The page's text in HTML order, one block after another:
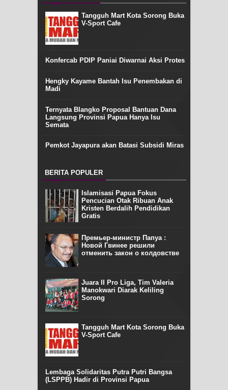
Tangguh Mart Kota Sorong Buka
V-Sport Cafe
Konfercab PDIP Paniai Diwarnai Aksi Protes
Hengky Kayame Bantah Isu Penembakan di
Madi
Ternyata Blangko Proposal Bantuan Dana
Langsung Provinsi Papua Hanya Isu
Semata
Pemkot Jayapura akan Batasi Subsidi Miras
BERITA POPULER
Islamisasi Papua Fokus
Pencucian Otak Ribuan Anak
Kristen Berdalih Pendidikan
Gratis
Премьер-министр Папуа :
Новой Гвинее решили
отменить закон о колдовстве
Juara II Pro Liga, Tim Valeria
Manokwari Diarak Keliling
Sorong
Tangguh Mart Kota Sorong Buka
V-Sport Cafe
Lembaga Solidaritas Putra Putri Bangsa
(LSPPB) Hadir di Provinsi Papua